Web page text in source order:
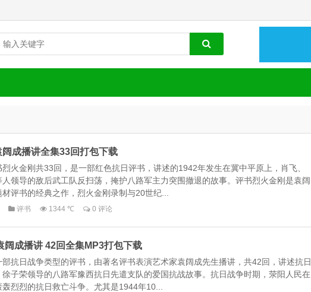
成播讲全集33回打包下载
火金刚共33回，是一部红色抗日评书，讲述的1942年发生在冀中平原上，肖飞、
人领导的敌后武工队反扫荡，掩护八路军主力突围撤退的故事。评书烈火金刚是袁阔
评书的经典之作，烈火金刚录制与20世纪...
评书 1344 ℃ 0 评论
阔成播讲 42回全集MP3打包下载
抗日战争类型的评书，由著名评书表演艺术家袁阔成先生播讲，共42回，讲述抗日
子荣领导的八路军豫西抗日先遣支队的爱国抗战故事。抗日战争时期，荥阳人民在
烈烈的抗日救亡斗争。尤其是1944年10...